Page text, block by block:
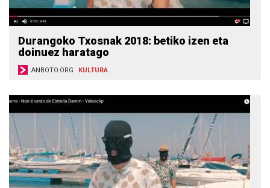
Durangoko Txosnak 2018: betiko izen eta
doinuez haratago
ANBOTO.ORG KULTURA